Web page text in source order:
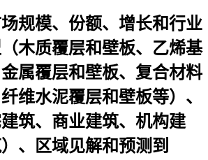
规模、份额、增长和行业
木质覆层和壁板、乙烯基
属覆层和壁板、复合材料
维水泥覆层和壁板等）、
筑、商业建筑、机构建
、区域见解和预测到